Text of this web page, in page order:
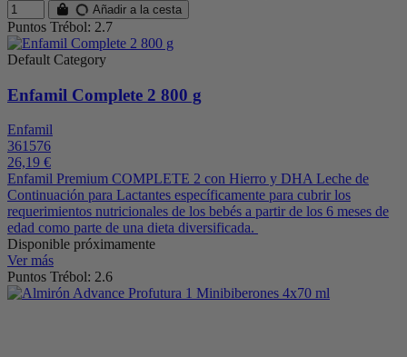
Añadir a la cesta
Puntos Trébol: 2.7
Default Category
Enfamil Complete 2 800 g
Enfamil
361576
26,19 €
Enfamil Premium COMPLETE 2 con Hierro y DHA Leche de
Continuación para Lactantes específicamente para cubrir los
requerimientos nutricionales de los bebés a partir de los 6 meses de
edad como parte de una dieta diversificada.
Disponible próximamente
Ver más
Puntos Trébol: 2.6